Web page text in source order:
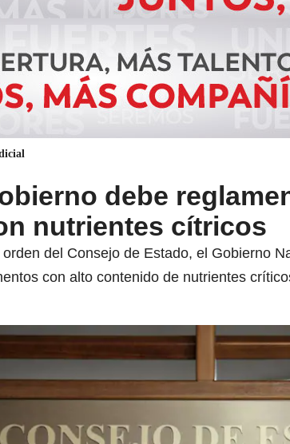
debe
nutrientes cítricos
orden del Consejo de Estado, el Gobierno
con alto contenido de nutrientes